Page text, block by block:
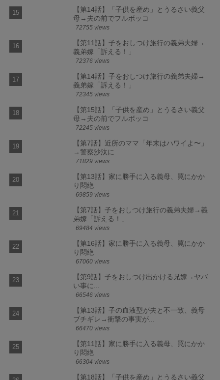
【第14話】「子供を産め」とうるさい義父
母→夫の前でフルボッコ
72755 views
【第11話】子をおしつけ旅行の義弟夫婦→
義弟嫁「訴える！」
72376 views
【第14話】子をおしつけ旅行の義弟夫婦→
義弟嫁「訴える！」
72345 views
【第15話】「子供を産め」とうるさい義父
母→夫の前でフルボッコ
72245 views
【第7話】近所のママ「年末はハワイよ〜」
→警察沙汰に
71829 views
【第13話】家に勝手に入る義母、罠にかか
り悶絶
69859 views
【第7話】子をおしつけ旅行の義弟夫婦→義
弟嫁「訴える！」
69484 views
【第16話】家に勝手に入る義母、罠にかか
り悶絶
67060 views
【第9話】子をおしつけ出かける兄嫁→ヤバ
い事に...
66546 views
【第13話】子の血液型が夫と不一致、義母
ブチギレ→衝撃の事実が...
66470 views
【第11話】家に勝手に入る義母、罠にかか
り悶絶
66304 views
【第18話】「子供を産め」とうるさい義父